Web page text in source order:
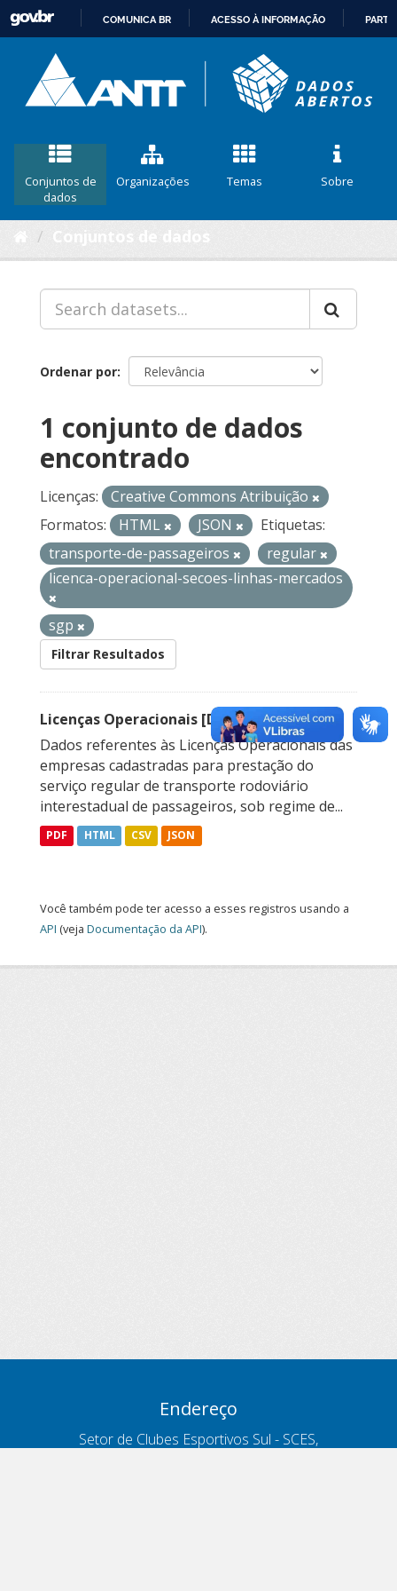
CONTEÚDO
COMUNICA BR ACESSO À INFORMAÇÃO
Conjuntos de
dados
Organizações Temas Sobre
Ordenar por
1 conjunto de dados
encontrado
Licenças:
Creative Commons Atribuição
Formatos:
HTML JSON
Etiquetas:
transporte-de-passageiros
regular
licenca-operacional-secoes-linhas-mercados
sgp
Filtrar Resultados
Licenças Operacionais [Descontinuado]
Dados referentes às Licenças Operacionais das
empresas cadastradas para prestação do
serviço regular de transporte rodoviário
interestadual de passageiros, sob regime de...
PDF HTML CSV JSON
Você também pode ter acesso a esses registros usando a
API (veja Documentação da API).
Endereço
Setor de Clubes Esportivos Sul - SCES,